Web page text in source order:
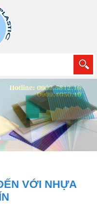
VỚI NHỰA